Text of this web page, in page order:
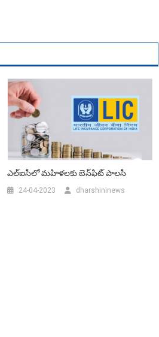
ఎల్‌ఐసీలో మహిళలకు బెన్‌ఫిట్ పాలసీ
24-04-2023 dharshininews